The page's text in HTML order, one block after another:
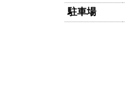
駐車場